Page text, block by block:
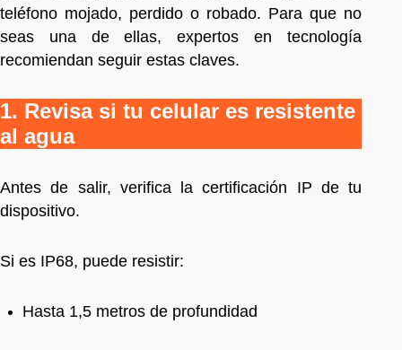
teléfono mojado, perdido o robado. Para que no
seas una de ellas, expertos en tecnología
recomiendan seguir estas claves.
1. Revisa si tu celular es resistente
al agua
Antes de salir, verifica la certificación IP de tu
dispositivo.
Si es IP68, puede resistir:
Hasta 1,5 metros de profundidad